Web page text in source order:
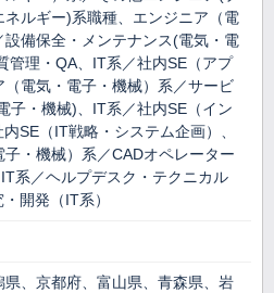
ネルギー)系職種、エンジニア（電
備保全・メンテナンス(電気・電
管理・QA、IT系／社内SE（アプ
（電気・電子・機械）系／サービ
子・機械)、IT系／社内SE（イン
SE（IT戦略・システム企画）、
・機械）系／CADオペレーター
系／ヘルプデスク・テクニカル
開発（IT系）
、京都府、富山県、青森県、岩